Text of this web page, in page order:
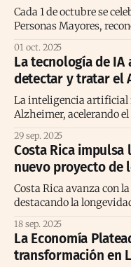
Cada 1 de octubre se
Personas Mayores,
01 oct. 2025
La tecnología de IA
detectar y tratar el
La inteligencia artificial
Alzheimer, acelerando
29 sep. 2025
Costa Rica impulsa
nuevo proyecto de
Costa Rica avanza con
destacando la
18 sep. 2025
La Economía
transformación en